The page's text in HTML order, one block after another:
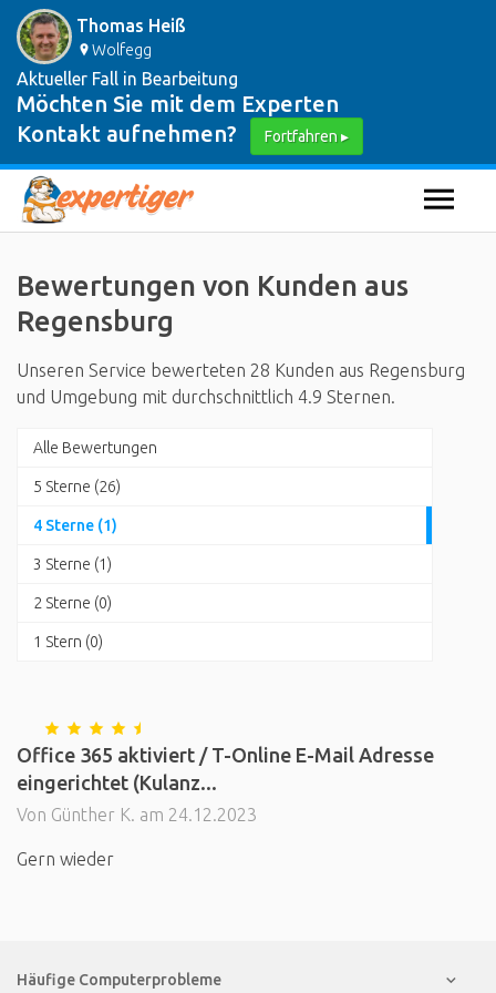
Thomas Heiß
Wolfegg
Aktueller Fall in Bearbeitung
Möchten Sie mit dem Experten
Kontakt aufnehmen?
Fortfahren ▸
Bewertungen von Kunden aus
Regensburg
Unseren Service bewerteten 28 Kunden aus Regensburg
und Umgebung mit durchschnittlich 4.9 Sternen.
Alle Bewertungen
5 Sterne (26)
4 Sterne (1)
3 Sterne (1)
2 Sterne (0)
1 Stern (0)
Office 365 aktiviert / T-Online E-Mail Adresse
eingerichtet (Kulanz...
Von Günther K. am 24.12.2023
Gern wieder
Häufige Computerprobleme